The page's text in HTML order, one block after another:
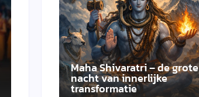
Maha Shivaratri – de grote
nacht van innerlijke
transformatie